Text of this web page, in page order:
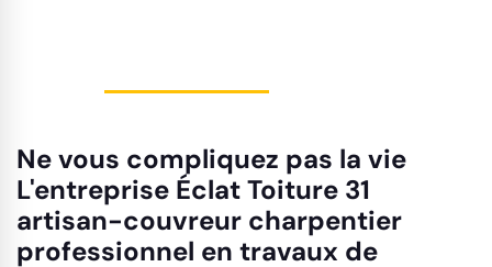
Ne vous compliquez pas la vie
L'entreprise Éclat Toiture 31
artisan-couvreur charpentier
professionnel en travaux de